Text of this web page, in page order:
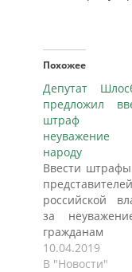
Похожее
Депутат
предложил
штраф
народу
Ввести
представителей
российской
за
гражданам
предлагает
Псковского
10.04.2019
В "Новости"